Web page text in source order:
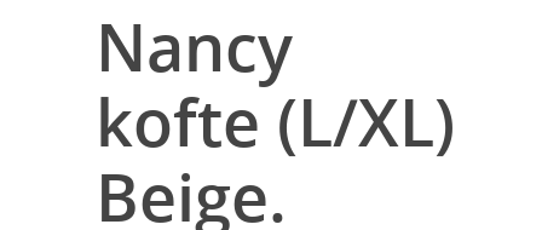
Nancy
kofte (L/XL)
Beige.